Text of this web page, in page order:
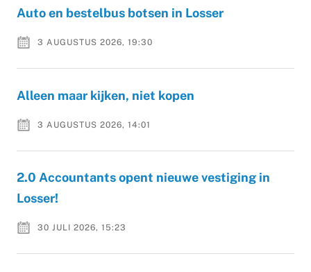
Auto en bestelbus botsen in Losser
3 AUGUSTUS 2026, 19:30
Alleen maar kijken, niet kopen
3 AUGUSTUS 2026, 14:01
2.0 Accountants opent nieuwe vestiging in
Losser!
30 JULI 2026, 15:23